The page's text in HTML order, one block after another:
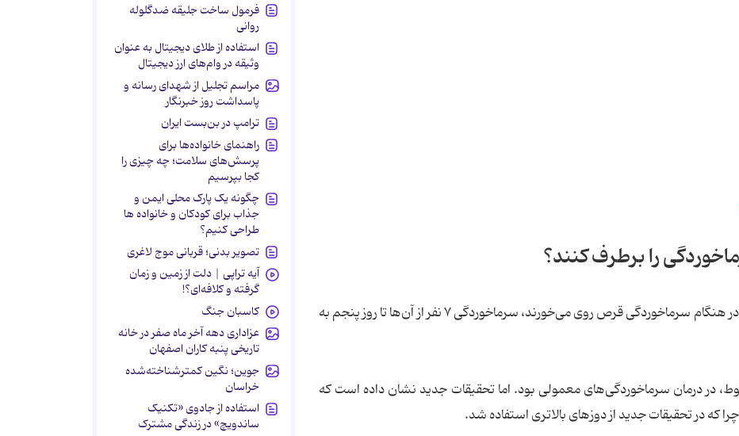
را برطرف کنند؟
نتایج یک مطالعه نشان داد که از هر ۱۰ نفری که در هنگام سرماخوردگی قرص روی می‌خورند، سرماخوردگی ۷ نفر از آن‌ها تا روز پنجم به
در درمان سرماخوردگی‌های معمولی بود. اما تحقیقات جدید نشان داده است که
که در تحقیقات جدید از دوزهای بالاتری استفاده شد.
فرمول ساخت جلیقه ضدگلوله
روانی
استفاده از طلای دیجیتال به عنوان
وثیقه در وام‌های ارز دیجیتال
مراسم تجلیل از شهدای رسانه و
پاسداشت روز خبرنگار
ترامپ در بن‌بست ایران
راهنمای خانواده‌ها برای
پرسش‌های سلامت؛ چه چیزی را
کجا بپرسیم
چگونه یک پارک محلی ایمن و
جذاب برای کودکان و خانواده ها
طراحی کنیم؟
تصویر بدنی؛ قربانی موج لاغری
آیه تراپی | دلت از زمین و زمان
گرفته و کلافه‌ای؟!
کاسبان جنگ
عزاداری دهه آخر ماه صفر در خانه
تاریخی پنبه کاران اصفهان
جوین؛ نگین کمترشناخته‌شده
خراسان
استفاده از جادوی «تکنیک
ساندویچ» در زندگی مشترک